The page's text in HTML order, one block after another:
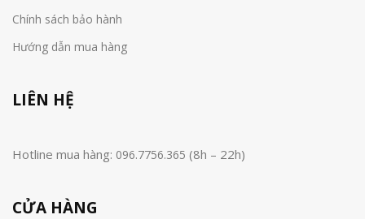
Chính sách bảo hành
Hướng dẫn mua hàng
LIÊN HỆ
Hotline mua hàng: 096.7756.365 (8h – 22h)
CỬA HÀNG